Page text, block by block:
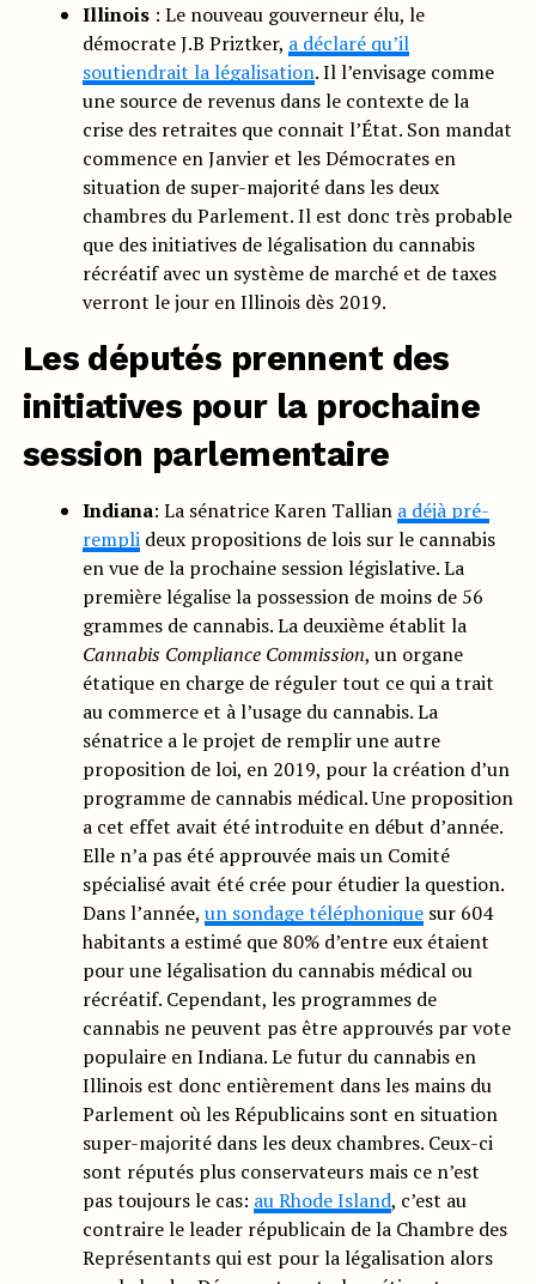
Illinois: Le nouveau gouverneur élu, le
démocrate J.B Priztker, a déclaré qu’il
soutiendrait la légalisation. Il l’envisage comme
une source de revenus dans le contexte de la
crise des retraites que connait l’État. Son mandat
commence en Janvier et les Démocrates en
situation de super-majorité dans les deux
chambres du Parlement. Il est donc très probable
que des initiatives de légalisation du cannabis
récréatif avec un système de marché et de taxes
verront le jour en Illinois dès 2019.
Les députés prennent des
initiatives pour la prochaine
session parlementaire
Indiana: La sénatrice Karen Tallian a déjà pré-
remplideux propositions de lois sur le cannabis
en vue de la prochaine session législative. La
première légalise la possession de moins de 56
grammes de cannabis. La deuxième établit la
Cannabis Compliance Commission, un organe
étatique en charge de réguler tout ce qui a trait
au commerce et à l’usage du cannabis. La
sénatrice a le projet de remplir une autre
proposition de loi, en 2019, pour la création d’un
programme de cannabis médical. Une proposition
a cet effet avait été introduite en début d’année.
Elle n’a pas été approuvée mais un Comité
spécialisé avait été crée pour étudier la question.
Dans l’année, un sondage téléphoniquesur 604
habitants a estimé que 80% d’entre eux étaient
pour une légalisation du cannabis médical ou
récréatif. Cependant, les programmes de
cannabis ne peuvent pas être approuvés par vote
populaire en Indiana. Le futur du cannabis en
Illinois est donc entièrement dans les mains du
Parlement où les Républicains sont en situation
super-majorité dans les deux chambres. Ceux-ci
sont réputés plus conservateurs mais ce n’est
pas toujours le cas: au Rhode Island, c’est au
contraire le leader républicain de la Chambre des
Représentants qui est pour la légalisation alors